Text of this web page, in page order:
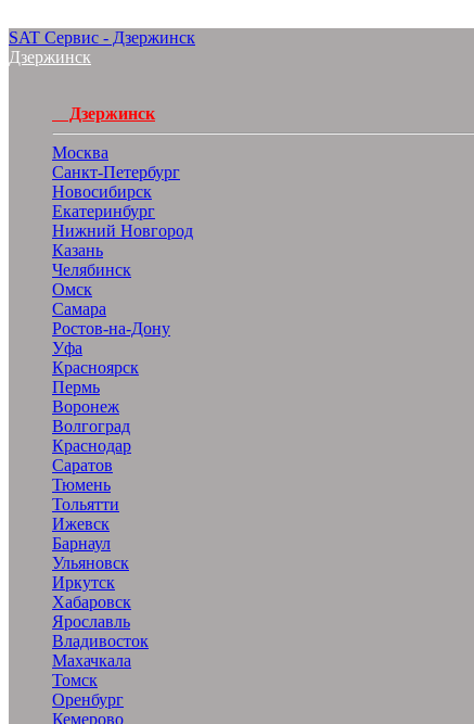
SAT Сервис - Дзержинск
Дзержинск
Дзержинск
Москва
Санкт-Петербург
Новосибирск
Екатеринбург
Нижний Новгород
Казань
Челябинск
Омск
Самара
Ростов-на-Дону
Уфа
Красноярск
Пермь
Воронеж
Волгоград
Краснодар
Саратов
Тюмень
Тольятти
Ижевск
Барнаул
Ульяновск
Иркутск
Хабаровск
Ярославль
Владивосток
Махачкала
Томск
Оренбург
Кемерово